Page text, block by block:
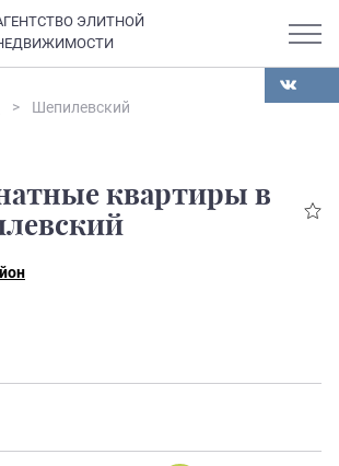
ЭЛИТНОЙ
О компании
премиум-класса
> Шепилевский
квартиры в